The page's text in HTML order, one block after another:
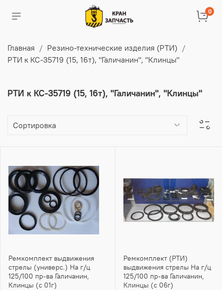
0
Главная
Резино-технические изделия (РТИ)
РТИ к КС-35719 (15, 16т), "Галичанин", "Клинцы"
РТИ к КС-35719 (15, 16т), "Галичанин", "Клинцы"
Ремкомплект выдвижения
стрелы (универс.) На г/ц
125/100 пр-ва Галичанин,
Клинцы (с 01г)
Ремкомплект (РТИ)
выдвижения стрелы На г/ц
125/100 пр-ва Галичанин,
Клинцы (с 06г)